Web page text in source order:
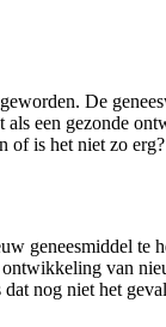
De
een gezonde
of is het niet zo erg?
geneesmiddel
van
nog niet het